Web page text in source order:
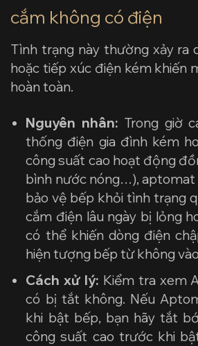
cắm không có điện
Tình trạng này thường xảy ra
hoặc tiếp xúc điện kém khiến
hoàn toàn.
Nguyên nhân: Trong giờ
thống điện gia đình kém
công suất cao hoạt động
bình nước nóng…), aptomat
bảo vệ bếp khỏi tình trạng
cắm điện lâu ngày bị lỏng
có thể khiến dòng điện
hiện tượng bếp từ không
Cách xử lý: Kiểm tra xem
có bị tắt không. Nếu
khi bật bếp, bạn hãy tắt
công suất cao trước khi